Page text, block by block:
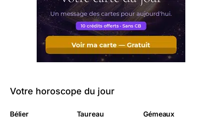
Votre horoscope du jour
Bélier Taureau Gémeaux